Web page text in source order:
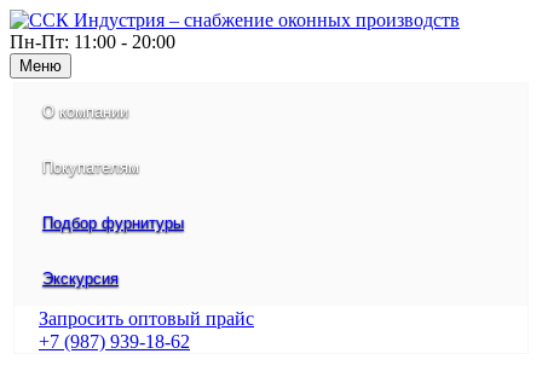
Пн-Пт: 11:00 - 20:00
Меню
О компании
Покупателям
Подбор фурнитуры
Экскурсия
Запросить оптовый прайс
+7 (987) 939-18-62